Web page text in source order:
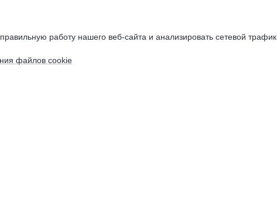
работу нашего веб-сайта и анализировать сетевой трафик.
файлов cookie